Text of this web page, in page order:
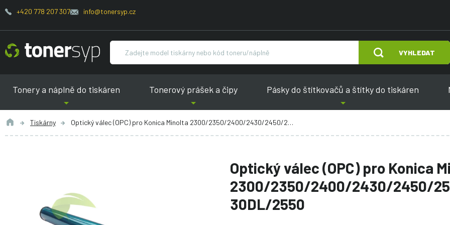
+420 778 207 307 info@tonersyp.cz
VYHLEDAT
Tonery a náplně do tiskáren Tonerový prášek a čipy Pásky do štítkovačů a štítky do tiskáren
Tiskárny Optický válec (OPC) pro Konica Minolta 2300/2350/2400/2430/2450/2500/2530DL/2550
Optický válec (OPC) pro Konica
2300/2350/2400/2430/2450/
30DL/2550